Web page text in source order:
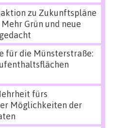
zu Zukunftspläne
Grün und neue
für die Münsterstraße:
fürs
Möglichkeiten der